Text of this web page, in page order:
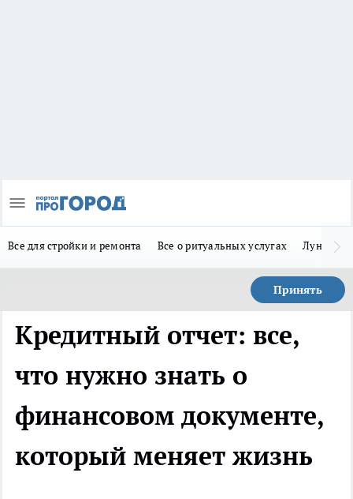
Все для стройки и ремонта Все о ритуальных услугах Лунно-
Принять
Кредитный отчет: все,
что нужно знать о
финансовом документе,
который меняет жизнь